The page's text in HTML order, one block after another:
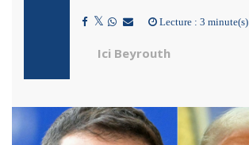
Lecture : 3 minute(s)
Ici Beyrouth